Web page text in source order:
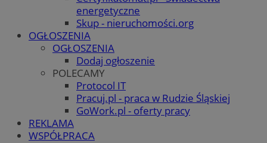
energetyczne
Skup - nieruchomości.org
OGŁOSZENIA
OGŁOSZENIA
Dodaj ogłoszenie
POLECAMY
Protocol IT
Pracuj.pl - praca w Rudzie Śląskiej
GoWork.pl - oferty pracy
REKLAMA
WSPÓŁPRACA